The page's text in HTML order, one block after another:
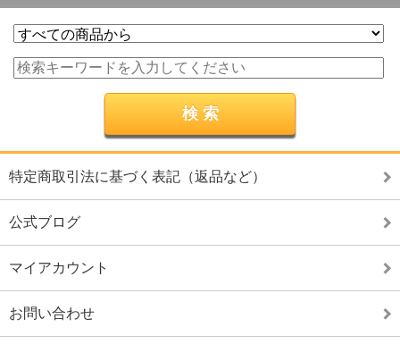
特定商取引法に基づく表記（返品など）
公式ブログ
マイアカウント
お問い合わせ